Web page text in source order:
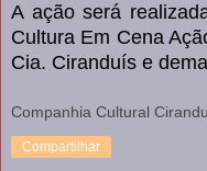
A ação será
Cultura Em Cena
Cia. Ciranduís e
Companhia Cultural
Compartilhar